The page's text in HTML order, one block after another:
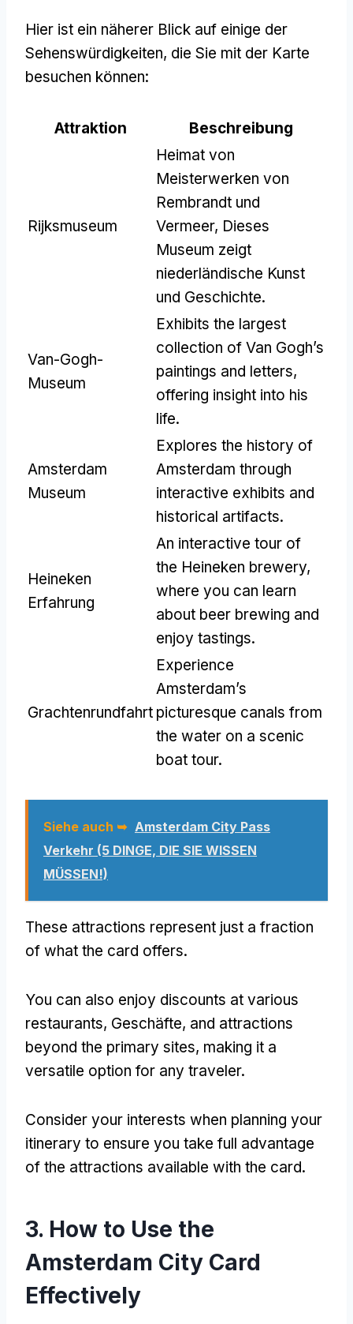
Hier ist ein näherer Blick auf einige der
Sehenswürdigkeiten, die Sie mit der Karte
besuchen können:
Attraktion Beschreibung
Rijksmuseum
Heimat von
Meisterwerken von
Rembrandt und
Vermeer, Dieses
Museum zeigt
niederländische Kunst
und Geschichte.
Van-Gogh-
Museum
Exhibits the largest
collection of Van Gogh’s
paintings and letters,
offering insight into his
life.
Amsterdam
Museum
Explores the history of
Amsterdam through
interactive exhibits and
historical artifacts.
Heineken
Erfahrung
An interactive tour of
the Heineken brewery,
where you can learn
about beer brewing and
enjoy tastings.
Grachtenrundfahrt
Experience
Amsterdam’s
picturesque canals from
the water on a scenic
boat tour.
Siehe auch ➥ Amsterdam City Pass
Verkehr (5 DINGE, DIE SIE WISSEN
MÜSSEN!)
These attractions represent just a fraction
of what the card offers.
You can also enjoy discounts at various
restaurants, Geschäfte, and attractions
beyond the primary sites, making it a
versatile option for any traveler.
Consider your interests when planning your
itinerary to ensure you take full advantage
of the attractions available with the card.
3. How to Use the
Amsterdam City Card
Effectively